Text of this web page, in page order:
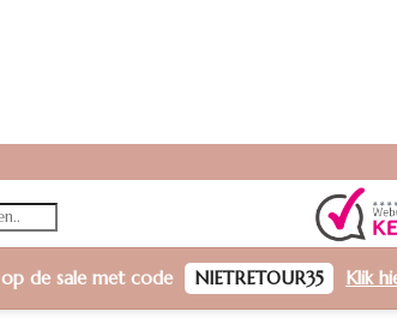
op de sale met code NIETRETOUR35 Klik